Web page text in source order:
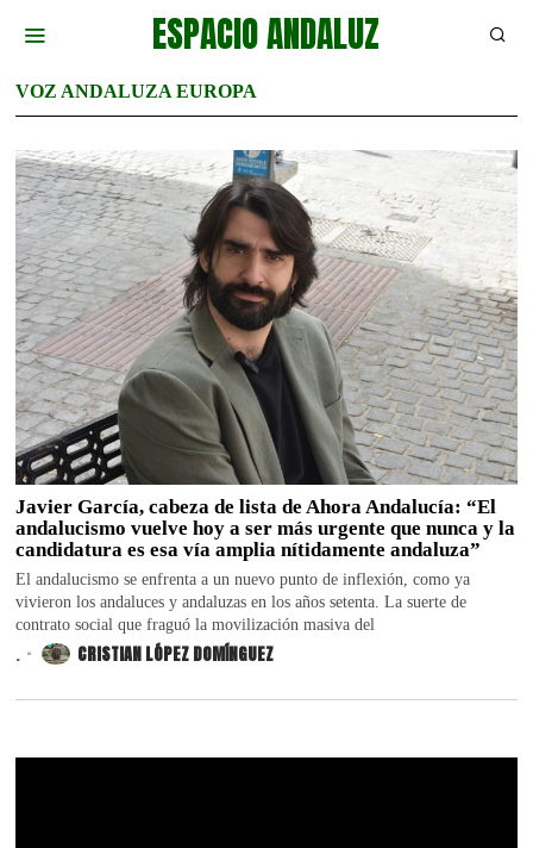
ESPACIO ANDALUZ
VOZ ANDALUZA EUROPA
Javier García, cabeza de lista de Ahora Andalucía: “El
andalucismo vuelve hoy a ser más urgente que nunca y la
candidatura es esa vía amplia nítidamente andaluza”
El andalucismo se enfrenta a un nuevo punto de inflexión, como ya
vivieron los andaluces y andaluzas en los años setenta. La suerte de
contrato social que fraguó la movilización masiva del
. CRISTIAN LÓPEZ DOMÍNGUEZ